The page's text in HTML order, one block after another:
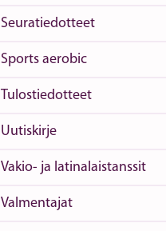
Seuratiedotteet
Sports aerobic
Tulostiedotteet
Uutiskirje
Vakio- ja latinalaistanssit
Valmentajat